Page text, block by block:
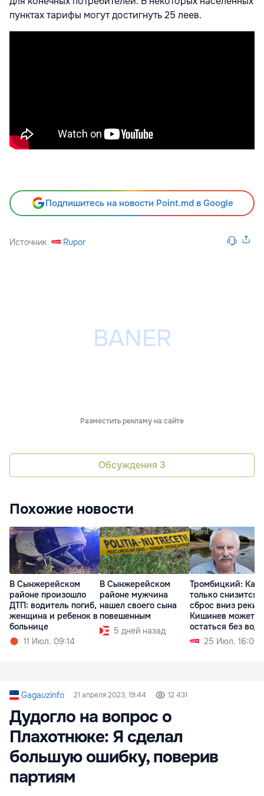
пунктах тарифы могут достигнуть 25 леев.
Подпишитесь на новости Point.md в Google
Источник Rupor
Разместить рекламу на сайте
Обсуждения 3
Похожие новости
В Сынжерейском
районе произошло
ДТП: водитель погиб,
женщина и ребенок в
больнице
11 Июл. 09:14
В Сынжерейском
районе мужчина
нашел своего сына
повешенным
5 дней назад
Тромбицкий: Как
только снизится
сброс вниз реки,
Кишинев может
остаться без
25 Июл. 16:00
Gagauzinfo 21 апреля 2023, 19:44 12 431
Дудогло на вопрос о
Плахотнюке: Я сделал
большую ошибку, поверив
партиям